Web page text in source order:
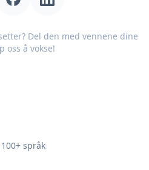
Del den med vennene dine
oss å vokse!
språk